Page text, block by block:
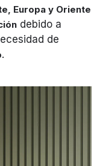
Europa y Oriente
debido a
de
.